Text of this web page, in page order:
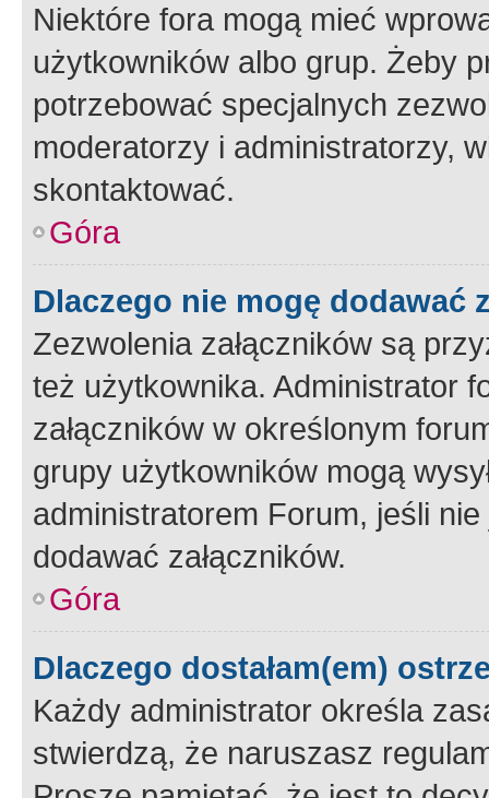
Niektóre fora mogą mieć
użytkowników albo grup. Żeby
potrzebować specjalnych
moderatorzy i administratorzy,
skontaktować.
Góra
Dlaczego nie mogę dodawać
Zezwolenia załączników są
też użytkownika. Administrator
załączników w określonym
grupy użytkowników mogą
administratorem Forum, jeśli
dodawać załączników.
Góra
Dlaczego dostałam(em)
Każdy administrator określa
stwierdzą, że naruszasz